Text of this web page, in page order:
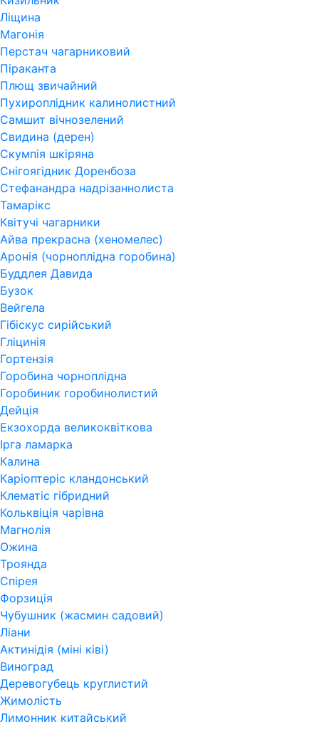
Ліщина
Магонія
Перстач чагарниковий
Піраканта
Плющ звичайний
Пухироплідник калинолистний
Самшит вічнозелений
Свидина (дерен)
Скумпія шкіряна
Снігоягідник Доренбоза
Стефанандра надрізаннолиста
Тамарікс
Квітучі чагарники
Айва прекрасна (хеномелес)
Аронія (чорноплідна горобина)
Буддлея Давида
Бузок
Вейгела
Гібіскус сирійський
Гліцинія
Гортензія
Горобина чорноплідна
Горобиник горобинолистий
Дейція
Екзохорда великоквіткова
Ірга ламарка
Калина
Каріоптеріс кландонський
Клематіс гібридний
Кольквіція чарівна
Магнолія
Ожина
Троянда
Спірея
Форзиція
Чубушник (жасмин садовий)
Ліани
Актинідія (міні ківі)
Виноград
Деревогубець круглистий
Жимолість
Лимонник китайський